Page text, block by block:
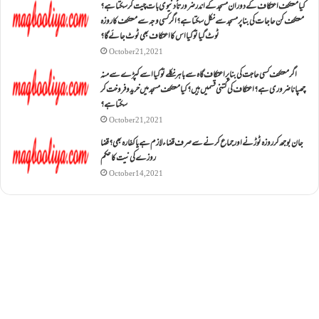
کیا معتکف اعتکاف کے دوران مسجد کے اندر ضرورتاً دنیوی بات چیت کر سکتا ہے؟
معتکف کن حاجات کی بنا پر مسجد سے نکل سکتا ہے؟ اگر کسی وجہ سے معتکف کا روزہ
ٹوٹ گیا تو کیا اس کا اعتکاف بھی ٹوٹ جائے گا؟
October 21, 2021
اگر معتکف کسی حاجت کی بنا پر اعتکاف گاہ سے باہر نکلے تو کیا اسے کپڑے سے منہ
چھپانا ضروری ہے؟اعتکاف کی کتنی قسمیں ہیں؟کیا معتکف مسجد میں خرید و فروخت کر
سکتا ہے؟
October 21, 2021
جان بوجھ کر روزہ ٹوڑنے اور جماع کرنے سے صرف قضاء لازم ہے یا کفارہ بھی؟ قضا
روزے کی نیت کا حکم
October 14, 2021